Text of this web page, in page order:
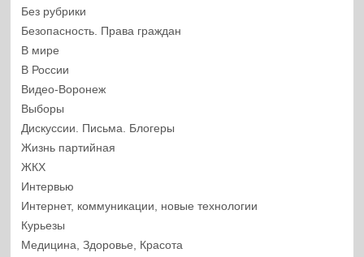
Без рубрики
Безопасность. Права граждан
В мире
В России
Видео-Воронеж
Выборы
Дискуссии. Письма. Блогеры
Жизнь партийная
ЖКХ
Интервью
Интернет, коммуникации, новые технологии
Курьезы
Медицина, Здоровье, Красота